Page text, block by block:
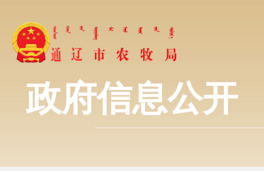
政府信息公开